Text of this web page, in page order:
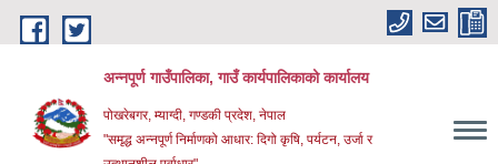
Skip to main content
अन्‍नपूर्ण गाउँपालिका, गाउँ कार्यपालिकाको कार्यालय
पोखरेबगर, म्याग्दी, गण्डकी प्रदेश, नेपाल
"समृद्ध अन्‍नपूर्ण निर्माणको आधार: दिगो कृषि, पर्यटन, उर्जा र